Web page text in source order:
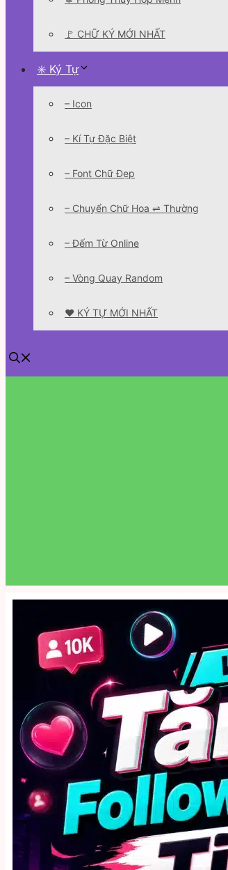
🚩 CHỮ KÝ MỚI NHẤT
✳️ Ký Tự
– Icon
– Kí Tự Đặc Biệt
– Font Chữ Đẹp
– Chuyển Chữ Hoa ⇌ Thường
– Đếm Từ Online
– Vòng Quay Random
❤️ KÝ TỰ MỚI NHẤT